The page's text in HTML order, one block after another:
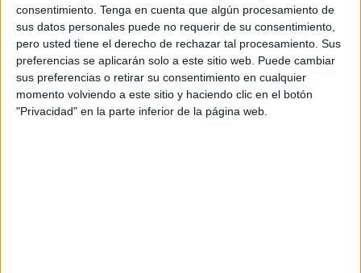
consentimiento. Tenga en cuenta que algún procesamiento de
sus datos personales puede no requerir de su consentimiento,
pero usted tiene el derecho de rechazar tal procesamiento. Sus
preferencias se aplicarán solo a este sitio web. Puede cambiar
sus preferencias o retirar su consentimiento en cualquier
momento volviendo a este sitio y haciendo clic en el botón
"Privacidad" en la parte inferior de la página web.
Alba dice
27 MAYO, 2008 EN 9:27 PM
Me parece este rincón de
internet fabuloso, el hecho de
compartir todo ese material